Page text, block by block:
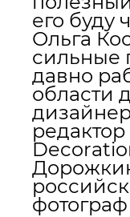
его буду
Ольга
сильные
давно
области